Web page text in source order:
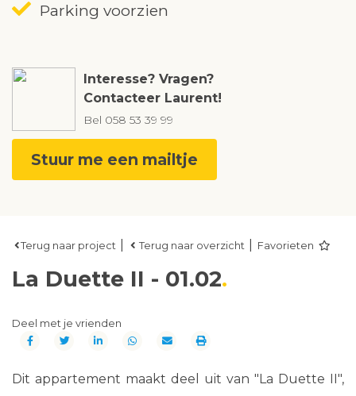
Parking voorzien
Interesse? Vragen?
Contacteer Laurent!
Bel 058 53 39 99
Stuur me een mailtje
Terug naar project Terug naar overzicht Favorieten
La Duette II - 01.02
Deel met je vrienden
Dit appartement maakt deel uit van "La Duette II",